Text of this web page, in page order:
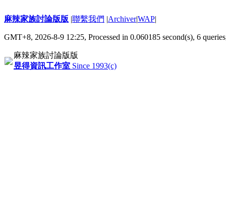
麻辣家族討論版版 |聯繫我們 |Archiver|WAP|
GMT+8, 2026-8-9 12:25, Processed in 0.060185 second(s), 6
麻辣家族討論版版
昱得資訊工作室 Since 1993(c)